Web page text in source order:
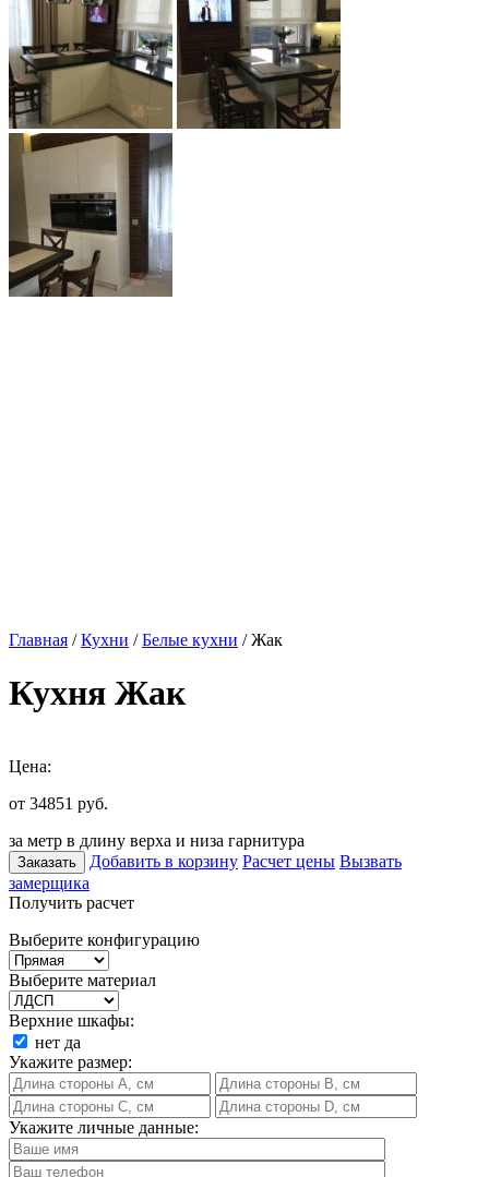
Главная /Кухни /Белые кухни / Жак
Кухня Жак
Цена:
от 34851 руб.
за метр в длину верха и низа гарнитура
Заказать Добавить в корзину Расчет цены Вызвать
замерщика
Получить расчет
Выберите конфигурацию
Выберите материал
Верхние шкафы:
нет да
Укажите размер:
Укажите личные данные: